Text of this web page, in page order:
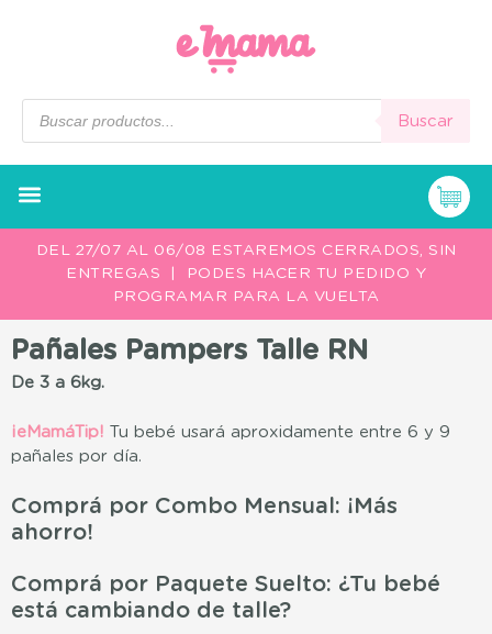
Buscar
DEL 27/07 AL 06/08 ESTAREMOS CERRADOS, SIN
ENTREGAS | PODES HACER TU PEDIDO Y
PROGRAMAR PARA LA VUELTA
Pañales Pampers Talle RN
De 3 a 6kg.
¡eMamáTip!
Tu bebé usará aproxidamente entre 6 y 9
pañales por día.
Comprá por Combo Mensual: ¡Más
ahorro!
Comprá por Paquete Suelto: ¿Tu bebé
está cambiando de talle?